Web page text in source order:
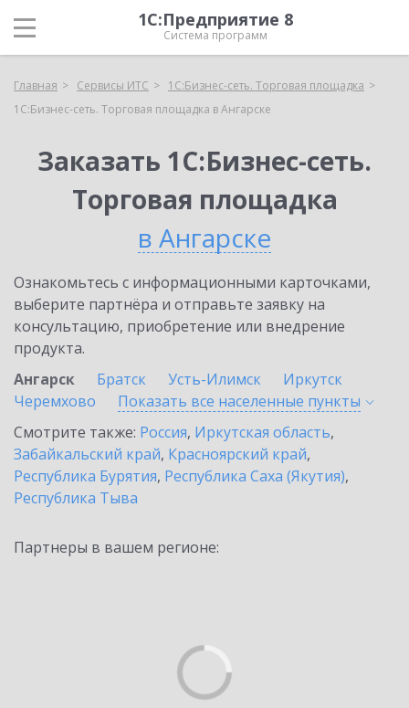
1С:Предприятие 8
Система программ
Главная Сервисы ИТС
1С:Бизнес-сеть. Торговая площадка
1С:Бизнес-сеть. Торговая площадка в Ангарске
Заказать 1С:Бизнес-сеть.
Торговая площадка
в Ангарске
Ознакомьтесь с информационными карточками,
выберите партнёра и отправьте заявку на
консультацию, приобретение или внедрение
продукта.
Ангарск
Братск Усть-Илимск
Иркутск
Черемхово
Показать все населенные пункты
Смотрите также: Россия, Иркутская область,
Забайкальский край, Красноярский край,
Республика Бурятия, Республика Саха (Якутия),
Республика Тыва
Партнеры в вашем регионе: